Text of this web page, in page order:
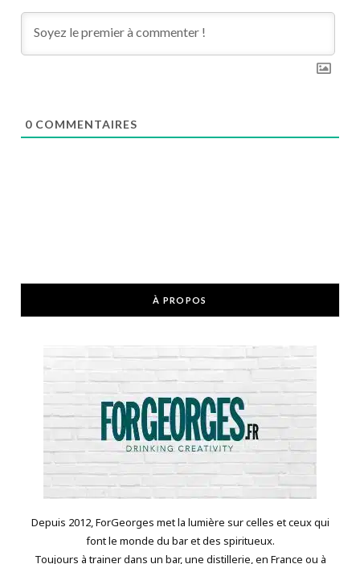
0 COMMENTAIRES
À PROPOS
Depuis 2012, ForGeorges met la lumière sur celles et ceux qui
font le monde du bar et des spiritueux.
Toujours à trainer dans un bar, une distillerie, en France ou à